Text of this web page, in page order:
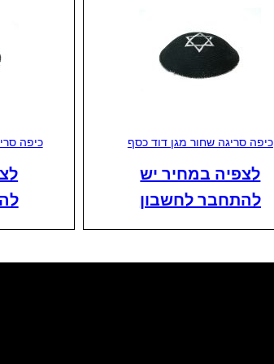
כיפה סריגה שחור מגן דוד כסף
לצפיה במחיר יש
להתחבר לחשבון
כיפה